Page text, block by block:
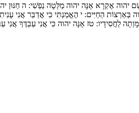
יהוה אֶקְרָא אָנָּה יהוה מַלְּטָה נַפְשִׁי: ה חַנּוּן
בְּאַרְצוֹת הַחַיִּים: י הֶאֱמַנְתִּי כִּי אֲדַבֵּר אֲנִי
לַחֲסִידָיו: טז אָנָּה יהוה כִּי אֲנִי עַבְדֶּךָ